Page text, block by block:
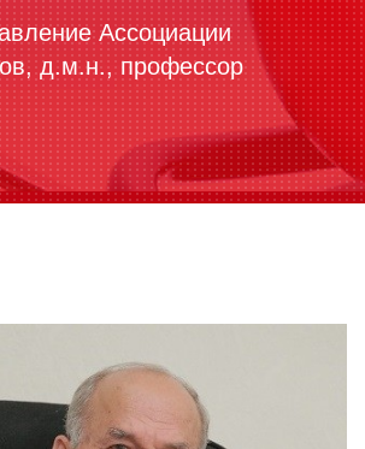
Ассоциации
д.м.н., профессор